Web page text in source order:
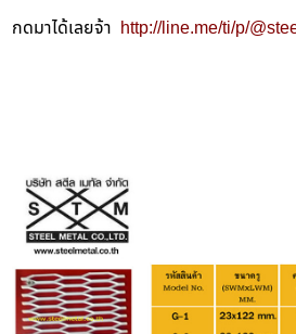
กดมาได้เลยจ้า http://line.me/ti/p/